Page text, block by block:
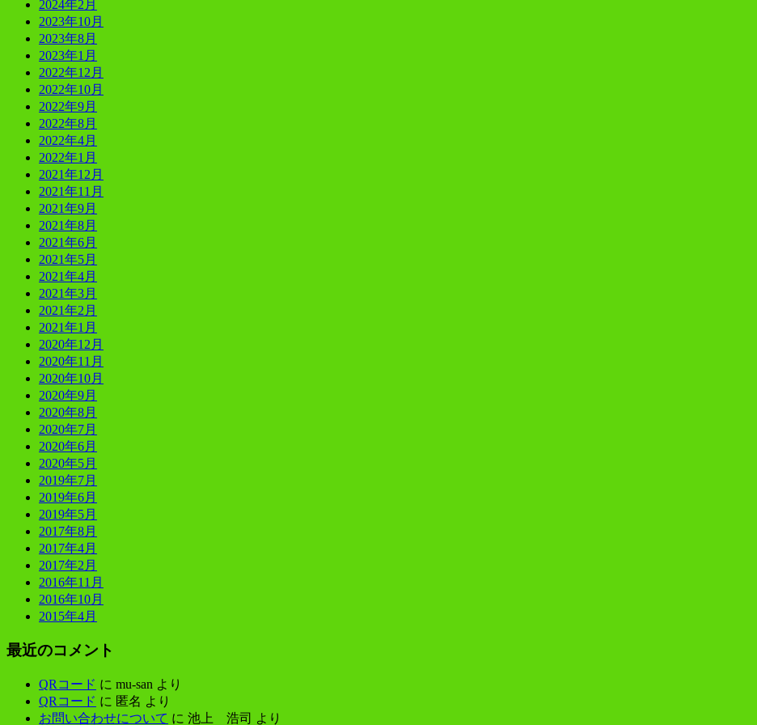
2024年2月
2023年10月
2023年8月
2023年1月
2022年12月
2022年10月
2022年9月
2022年8月
2022年4月
2022年1月
2021年12月
2021年11月
2021年9月
2021年8月
2021年6月
2021年5月
2021年4月
2021年3月
2021年2月
2021年1月
2020年12月
2020年11月
2020年10月
2020年9月
2020年8月
2020年7月
2020年6月
2020年5月
2019年7月
2019年6月
2019年5月
2017年8月
2017年4月
2017年2月
2016年11月
2016年10月
2015年4月
最近のコメント
QRコード に mu-san より
QRコード に 匿名 より
お問い合わせについて に 池上 浩司 より